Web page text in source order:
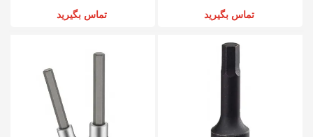
تماس بگیرید تماس بگیرید